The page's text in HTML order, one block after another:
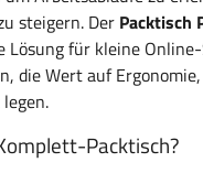
steigern. Der Packtisch
Lösung für kleine
die Wert auf
Packtisch?